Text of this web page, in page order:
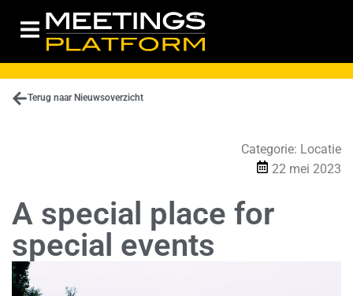
Terug naar Nieuwsoverzicht
Categorie: Locatie
22 mei 2023
A special place for
special events